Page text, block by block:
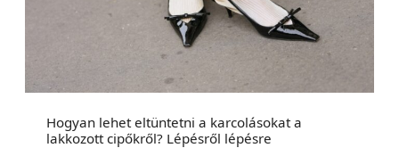
Hogyan lehet eltüntetni a karcolásokat a
lakkozott cipőkről? Lépésről lépésre